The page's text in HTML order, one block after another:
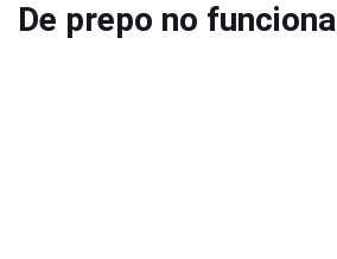
De prepo no funciona